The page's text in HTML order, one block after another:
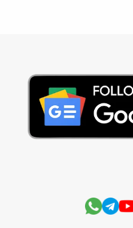
Hindi Stories
Jobs and Education
Monthly Current Affairs